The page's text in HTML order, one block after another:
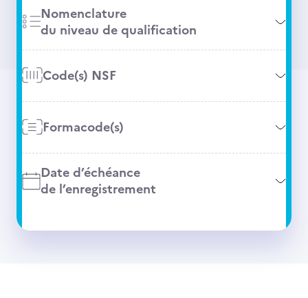
Nomenclature
du niveau de qualification
Code(s) NSF
Formacode(s)
Date d’échéance
de l’enregistrement